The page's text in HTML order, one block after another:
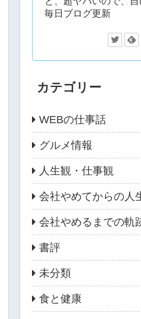
毎日ブログ更新
カテゴリー
WEBの仕事話
グルメ情報
人生観・仕事観
会社やめてからの人
会社やめるまでの軌
書評
未分類
食と健康